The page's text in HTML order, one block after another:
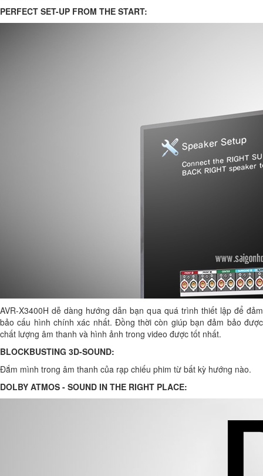
PERFECT SET-UP FROM THE START:
AVR-X3400H dễ dàng hướng dẫn bạn qua quá trình thiết lập để đảm
bảo cấu hình chính xác nhất. Đồng thời còn giúp bạn đảm bảo được
chất lượng âm thanh và hình ảnh trong video được tốt nhất.
BLOCKBUSTING 3D-SOUND:
Đắm mình trong âm thanh của rạp chiếu phim từ bất kỳ hướng nào.
DOLBY ATMOS - SOUND IN THE RIGHT PLACE: